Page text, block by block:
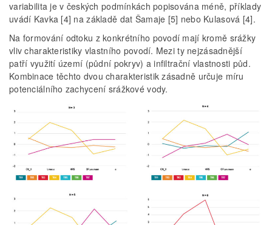
variabilita je v českých podmínkách popisována méně, příklady
uvádí Kavka [4] na základě dat Šamaje [5] nebo Kulasová [4].
Na formování odtoku z konkrétního povodí mají kromě srážky
vliv charakteristiky vlastního povodí. Mezi ty nejzásadnější
patří využití území (půdní pokryv) a infiltrační vlastnosti půd.
Kombinace těchto dvou charakteristik zásadně určuje míru
potenciálního zachycení srážkové vody.